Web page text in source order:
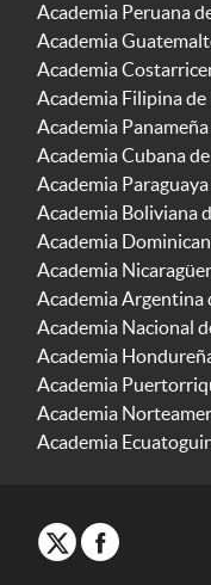
Academia Peruana
Academia
Academia
Academia Filipina de
Academia
Academia Cubana
Academia
Academia Boliviana
Academia
Academia
Academia Argentina
Academia Nacional
Academia
Academia
Academia
Academia